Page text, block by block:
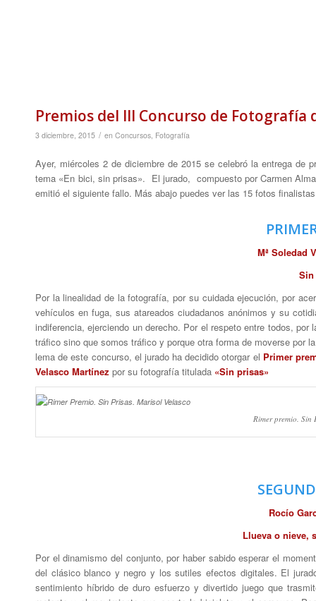
Premios del III Concurso de Fotografía
3 diciembre, 2015 / en Concursos, Fotografía
Ayer, miércoles 2 de diciembre de 2015 se celebró la entrega
tema «En bici, sin prisas». El jurado, compuesto por Carmen
emitió el siguiente fallo. Más abajo puedes ver las 15 fotos
Mª Soledad
Sin
Por la linealidad de la fotografía, por su cuidada ejecución, por
vehículos en fuga, sus atareados ciudadanos anónimos y su
indiferencia, ejerciendo un derecho. Por el respeto entre todos,
tráfico sino que somos tráfico y porque otra forma de moverse por
lema de este concurso, el jurado ha decidido otorgar el Primer
Velasco Martínez por su fotografía titulada «Sin prisas»
Rimer premio. Sin
Rocío
Llueva o nieve,
Por el dinamismo del conjunto, por haber sabido esperar el
del clásico blanco y negro y los sutiles efectos digitales. El
sentimiento híbrido de duro esfuerzo y divertido juego que